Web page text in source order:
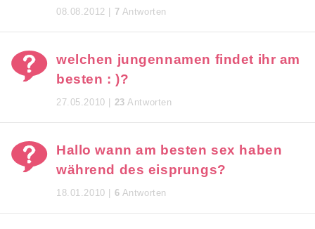
08.08.2012 | 7 Antworten
welchen jungennamen findet ihr am
besten : )?
27.05.2010 | 23 Antworten
Hallo wann am besten sex haben
während des eisprungs?
18.01.2010 | 6 Antworten